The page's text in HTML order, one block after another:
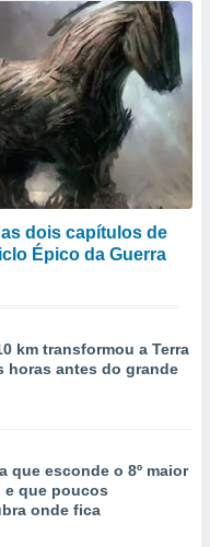
dois capítulos de
Épico da Guerra
km transformou a Terra
horas antes do grande
que esconde o 8º maior
que poucos
onde fica